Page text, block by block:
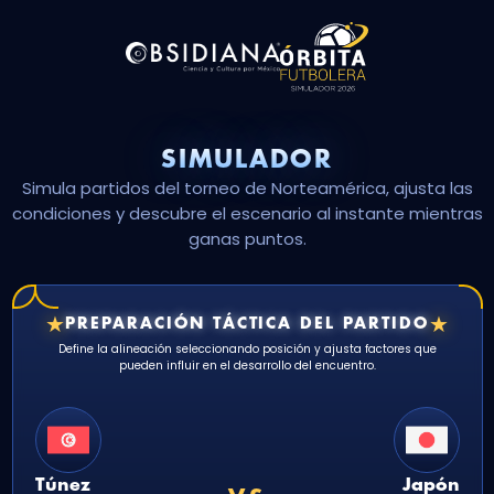
SIMULADOR
Simula partidos del torneo de Norteamérica, ajusta las
condiciones y descubre el escenario al instante mientras
ganas puntos.
★PREPARACIÓN TÁCTICA DEL PARTIDO★
Define la alineación seleccionando posición y ajusta factores que
pueden influir en el desarrollo del encuentro.
Túnez Japón